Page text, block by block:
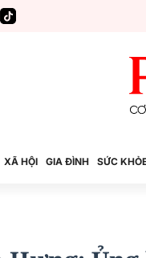
XÃ HỘI GIA ĐÌNH SỨC